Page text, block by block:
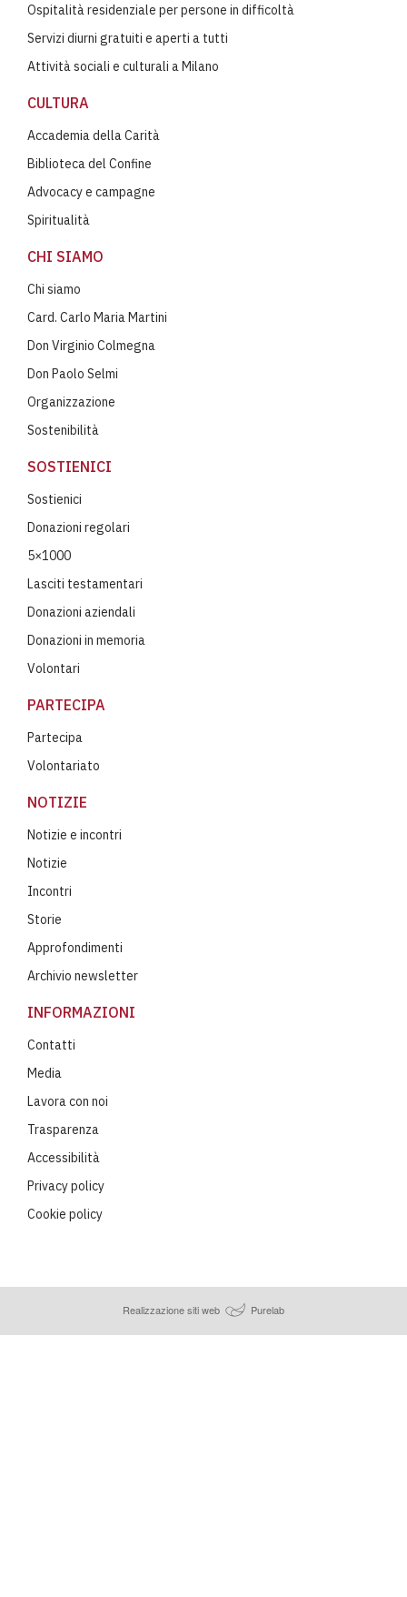
Ospitalità residenziale per persone in difficoltà
Servizi diurni gratuiti e aperti a tutti
Attività sociali e culturali a Milano
CULTURA
Accademia della Carità
Biblioteca del Confine
Advocacy e campagne
Spiritualità
CHI SIAMO
Chi siamo
Card. Carlo Maria Martini
Don Virginio Colmegna
Don Paolo Selmi
Organizzazione
Sostenibilità
SOSTIENICI
Sostienici
Donazioni regolari
5×1000
Lasciti testamentari
Donazioni aziendali
Donazioni in memoria
Volontari
PARTECIPA
Partecipa
Volontariato
NOTIZIE
Notizie e incontri
Notizie
Incontri
Storie
Approfondimenti
Archivio newsletter
INFORMAZIONI
Contatti
Media
Lavora con noi
Trasparenza
Accessibilità
Privacy policy
Cookie policy
Realizzazione siti web Purelab